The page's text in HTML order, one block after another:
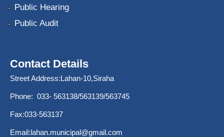
Public Hearing
Public Audit
Contact Details
Street Address:Lahan-10,Siraha
Phone: 033- 563138/563139/563745
Fax:033-563137
Email:lahan.municipal@gmail.com